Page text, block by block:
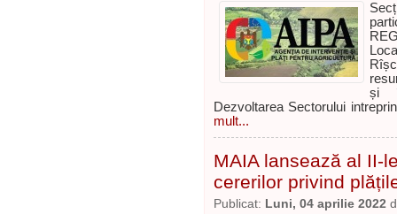
și
Dezvoltarea Sectorului
mult...
MAIA lansează al II-
cererilor privind
Publicat: Luni, 04 aprilie 2022